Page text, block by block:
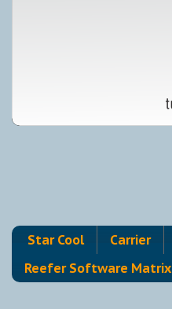
Star Cool Carrier
Reefer Software Matrix